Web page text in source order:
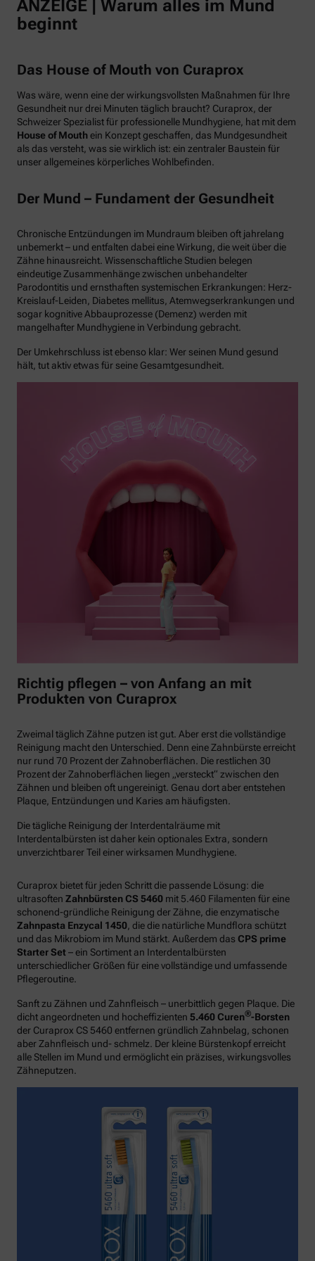
ANZEIGE | Warum alles im Mund
beginnt
Das House of Mouth von Curaprox
Was wäre, wenn eine der wirkungsvollsten Maßnahmen für Ihre
Gesundheit nur drei Minuten täglich braucht? Curaprox, der
Schweizer Spezialist für professionelle Mundhygiene, hat mit dem
House of Mouthein Konzept geschaffen, das Mundgesundheit
als das versteht, was sie wirklich ist: ein zentraler Baustein für
unser allgemeines körperliches Wohlbefinden.
Der Mund – Fundament der Gesundheit
Chronische Entzündungen im Mundraum bleiben oft jahrelang
unbemerkt – und entfalten dabei eine Wirkung, die weit über die
Zähne hinausreicht. Wissenschaftliche Studien belegen
eindeutige Zusammenhänge zwischen unbehandelter
Parodontitis und ernsthaften systemischen Erkrankungen: Herz-
Kreislauf-Leiden, Diabetes mellitus, Atemwegserkrankungen und
sogar kognitive Abbauprozesse (Demenz) werden mit
mangelhafter Mundhygiene in Verbindung gebracht.
Der Umkehrschluss ist ebenso klar: Wer seinen Mund gesund
hält, tut aktiv etwas für seine Gesamtgesundheit.
Richtig pflegen – von Anfang an mit
Produkten von Curaprox
Zweimal täglich Zähne putzen ist gut. Aber erst die vollständige
Reinigung macht den Unterschied. Denn eine Zahnbürste erreicht
nur rund 70 Prozent der Zahnoberflächen. Die restlichen 30
Prozent der Zahnoberflächen liegen „versteckt“ zwischen den
Zähnen und bleiben oft ungereinigt. Genau dort aber entstehen
Plaque, Entzündungen und Karies am häufigsten.
Die tägliche Reinigung der Interdentalräume mit
Interdentalbürsten ist daher kein optionales Extra, sondern
unverzichtbarer Teil einer wirksamen Mundhygiene.
Curaprox bietet für jeden Schritt die passende Lösung: die
ultrasoften Zahnbürsten CS 5460 mit 5.460 Filamenten für eine
schonend-gründliche Reinigung der Zähne, die enzymatische
Zahnpasta Enzycal 1450, die die natürliche Mundflora schützt
und das Mikrobiom im Mund stärkt. Außerdem das CPS prime
Starter Set– ein Sortiment an Interdentalbürsten
unterschiedlicher Größen für eine vollständige und umfassende
Pflegeroutine.
Sanft zu Zähnen und Zahnfleisch – unerbittlich gegen Plaque. Die
dicht angeordneten und hocheffizienten 5.460 Curen®-Borsten
der Curaprox CS 5460 entfernen gründlich Zahnbelag, schonen
aber Zahnfleisch und- schmelz. Der kleine Bürstenkopf erreicht
alle Stellen im Mund und ermöglicht ein präzises, wirkungsvolles
Zähneputzen.